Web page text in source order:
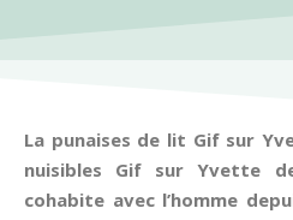
La punaises de lit Gif sur
nuisibles Gif sur Yvette
cohabite avec l’homme